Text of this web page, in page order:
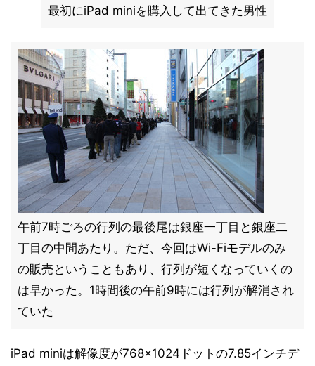
最初にiPad miniを購入して出てきた男性
午前7時ごろの行列の最後尾は銀座一丁目と銀座二
丁目の中間あたり。ただ、今回はWi-Fiモデルのみ
の販売ということもあり、行列が短くなっていくの
は早かった。1時間後の午前9時には行列が解消され
ていた
iPad miniは解像度が768×1024ドットの7.85インチデ